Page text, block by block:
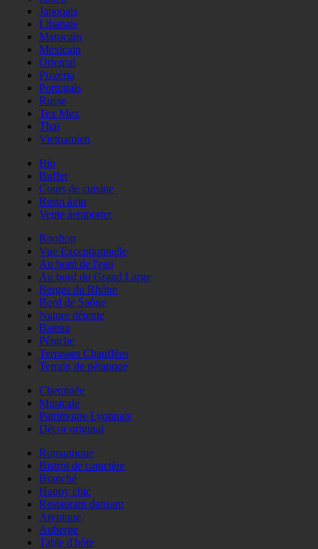
Japonais
Libanais
Marocain
Mexicain
Oriental
Pizzéria
Portugais
Russe
Tex Mex
Thaï
Vietnamien
Bio
Buffet
Cours de cuisine
Resto àvin
Vente àemporter
Rooftop
Vue Exceptionnelle
Au bord de l'eau
Au bord du Grand Large
Berges du Rhône
Bord de Saône
Nature détente
Bateau
Péniche
Terrasses Chauffées
Terrain de pétanque
Cheminée
Musicale
Patrimoine Lyonnais
Décor original
Romantique
Bistrot de caractère
Branché
Happy chic
Restaurant dansant
Atypique
Auberge
Table d'hôte